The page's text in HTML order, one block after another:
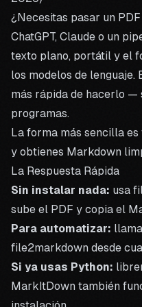
¿Necesitas pasar un
ChatGPT, Claude o un
texto plano, portátil y el
los modelos de
más rápida de hacerlo —
programas.
La forma más sencilla es
y obtienes Markdown
La Respuesta Rápida
Sin instalar nada: usa
sube el PDF y copia el
Para automatizar:
file2markdown desde
Si ya usas Python:
MarkItDown también